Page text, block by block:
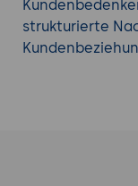
strukturierte